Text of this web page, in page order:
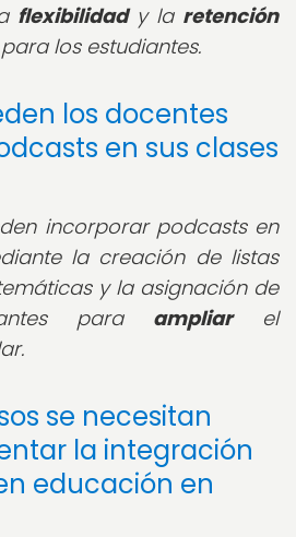
flexibilidady la retención
los estudiantes.
los docentes
en sus clases
incorporar podcasts en
la creación de listas
y la asignación de
para ampliarel
se necesitan
la integración
educación en